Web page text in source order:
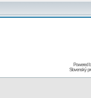
Powered
Slovenský